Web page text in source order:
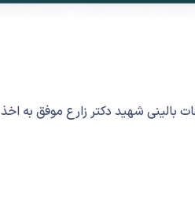
شهید دکتر زارع موفق به اخذ